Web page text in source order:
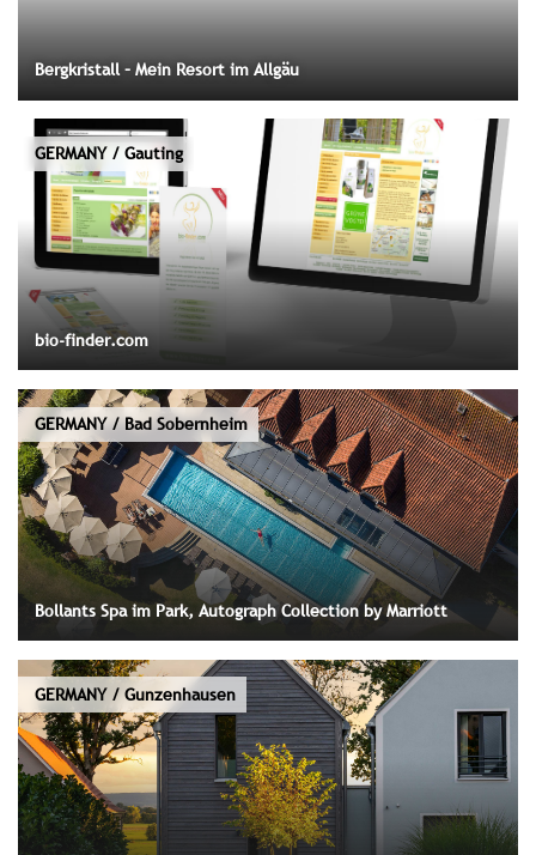
Bergkristall – Mein Resort im Allgäu
GERMANY / Gauting
bio-finder.com
GERMANY / Bad Sobernheim
Bollants Spa im Park, Autograph Collection by Marriott
GERMANY / Gunzenhausen